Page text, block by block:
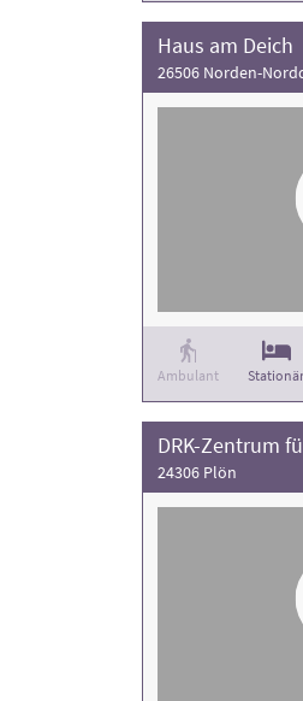
Haus am Deich
26506 Norden-
Ambulant Stationär
DRK-Zentrum
24306 Plön